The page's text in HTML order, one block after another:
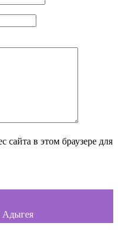
сайта в этом браузере для
Адыгея